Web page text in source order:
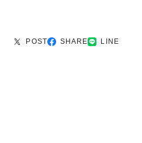
POST SHARE LINE